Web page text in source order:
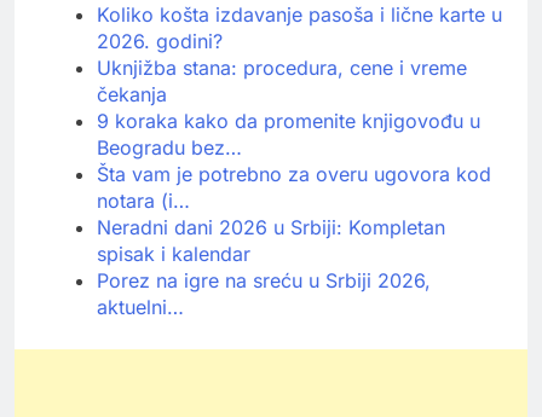
Koliko košta izdavanje pasoša i lične karte u
2026. godini?
Uknjižba stana: procedura, cene i vreme
čekanja
9 koraka kako da promenite knjigovođu u
Beogradu bez…
Šta vam je potrebno za overu ugovora kod
notara (i…
Neradni dani 2026 u Srbiji: Kompletan
spisak i kalendar
Porez na igre na sreću u Srbiji 2026,
aktuelni…